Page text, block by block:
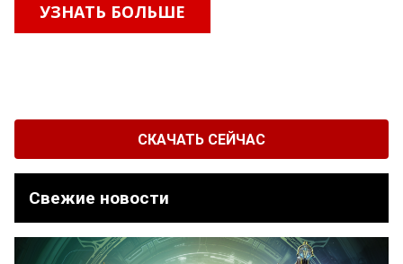
УЗНАТЬ БОЛЬШЕ
СКАЧАТЬ СЕЙЧАС
Свежие новости